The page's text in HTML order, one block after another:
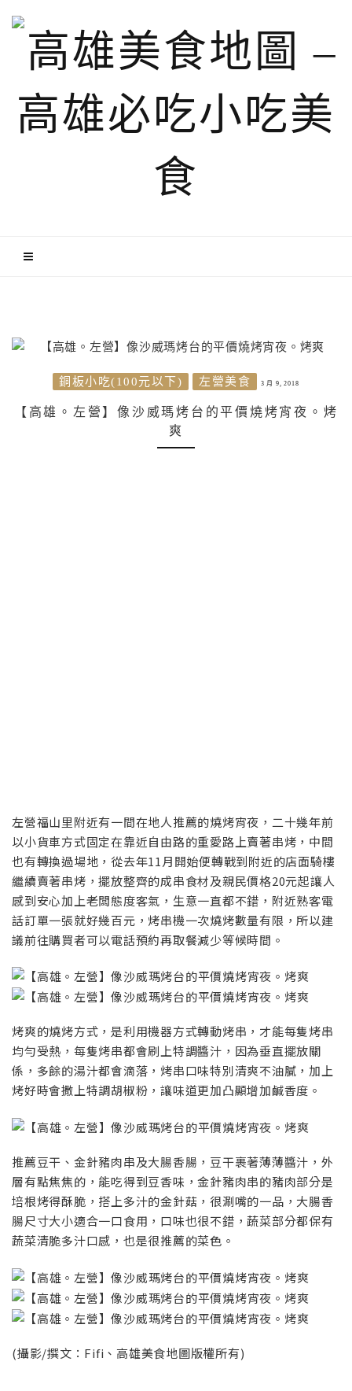
銅板小吃(100元以下) 左營美食 3 月 9, 2018
【高雄。左營】像沙威瑪烤台的平價燒烤宵夜。烤
爽
左營福山里附近有一間在地人推薦的燒烤宵夜，二十幾年前
以小貨車方式固定在靠近自由路的重愛路上賣著串烤，中間
也有轉換過場地，從去年11月開始便轉戰到附近的店面騎樓
繼續賣著串烤，擺放整齊的成串食材及親民價格20元起讓人
感到安心加上老闆態度客氣，生意一直都不錯，附近熟客電
話訂單一張就好幾百元，烤串機一次燒烤數量有限，所以建
議前往購買者可以電話預約再取餐減少等候時間。
烤爽的燒烤方式，是利用機器方式轉動烤串，才能每隻烤串
均勻受熱，每隻烤串都會刷上特調醬汁，因為垂直擺放關
係，多餘的湯汁都會滴落，烤串口味特別清爽不油膩，加上
烤好時會撒上特調胡椒粉，讓味道更加凸顯增加鹹香度。
推薦豆干、金針豬肉串及大腸香腸，豆干裹著薄薄醬汁，外
層有點焦焦的，能吃得到豆香味，金針豬肉串的豬肉部分是
培根烤得酥脆，搭上多汁的金針菇，很涮嘴的一品，大腸香
腸尺寸大小適合一口食用，口味也很不錯，蔬菜部分都保有
蔬菜清脆多汁口感，也是很推薦的菜色。
(攝影/撰文：Fifi、高雄美食地圖版權所有)